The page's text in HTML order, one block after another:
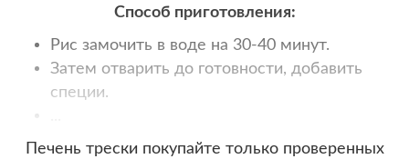
Способ приготовления:
Рис замочить в воде на 30-40 минут.
Затем отварить до готовности, добавить
специи.
Печень трески покупайте только проверенных